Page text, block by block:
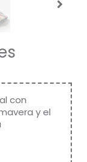
con
y el